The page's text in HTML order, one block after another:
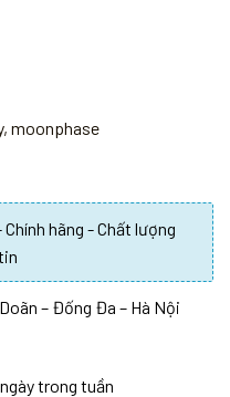
moonphase
Chính hãng - Chất lượng
– Đống Đa – Hà Nội
trong tuần